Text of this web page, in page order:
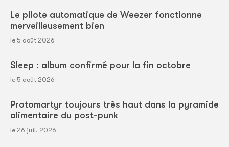
Le pilote automatique de Weezer fonctionne
merveilleusement bien
le 5 août 2026
Sleep : album confirmé pour la fin octobre
le 5 août 2026
Protomartyr toujours très haut dans la pyramide
alimentaire du post-punk
le 26 juil. 2026